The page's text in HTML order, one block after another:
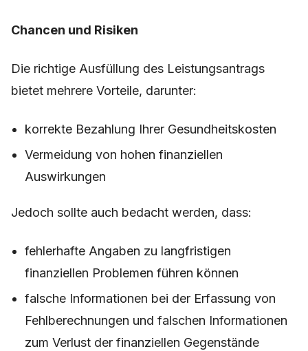
Chancen und Risiken
Die richtige Ausfüllung des Leistungsantrags
bietet mehrere Vorteile, darunter:
korrekte Bezahlung Ihrer Gesundheitskosten
Vermeidung von hohen finanziellen
Auswirkungen
Jedoch sollte auch bedacht werden, dass:
fehlerhafte Angaben zu langfristigen
finanziellen Problemen führen können
falsche Informationen bei der Erfassung von
Fehlberechnungen und falschen Informationen
zum Verlust der finanziellen Gegenstände